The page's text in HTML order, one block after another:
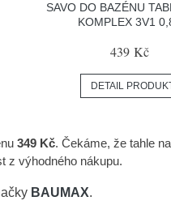
SAVO DO BAZÉNU
KOMPLEX 3V1
439 Kč
DETAIL
349 Kč. Čekáme, že tahle
z výhodného nákupu.
BAUMAX.